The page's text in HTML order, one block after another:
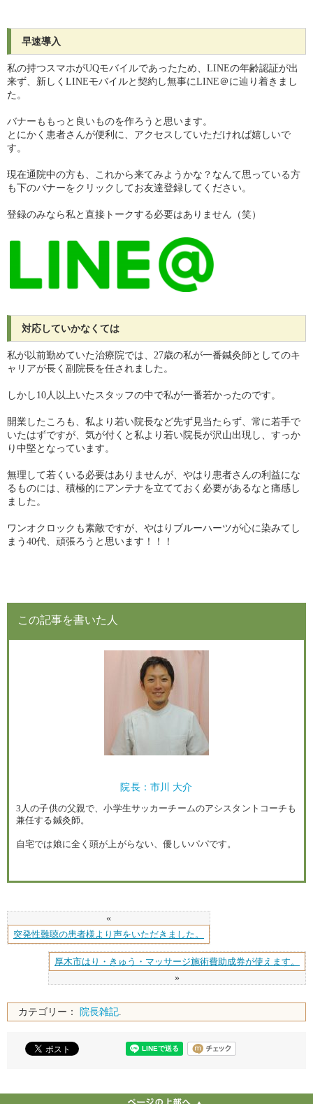
早速導入
私の持つスマホがUQモバイルであったため、LINEの年齢認証が出
来ず、新しくLINEモバイルと契約し無事にLINE＠に辿り着きまし
た。
バナーももっと良いものを作ろうと思います。
とにかく患者さんが便利に、アクセスしていただければ嬉しいで
す。
現在通院中の方も、これから来てみようかな？なんて思っている方
も下のバナーをクリックしてお友達登録してください。
登録のみなら私と直接トークする必要はありません（笑）
対応していかなくては
私が以前勤めていた治療院では、27歳の私が一番鍼灸師としてのキ
ャリアが長く副院長を任されました。
しかし10人以上いたスタッフの中で私が一番若かったのです。
開業したころも、私より若い院長など先ず見当たらず、常に若手で
いたはずですが、気が付くと私より若い院長が沢山出現し、すっか
り中堅となっています。
無理して若くいる必要はありませんが、やはり患者さんの利益にな
るものには、積極的にアンテナを立てておく必要があるなと痛感し
ました。
ワンオクロックも素敵ですが、やはりブルーハーツが心に染みてし
まう40代、頑張ろうと思います！！！
この記事を書いた人
院長：市川 大介
3人の子供の父親で、小学生サッカーチームのアシスタントコーチも
兼任する鍼灸師。
自宅では娘に全く頭が上がらない、優しいパパです。
«
突発性難聴の患者様より声をいただきました。
厚木市はり・きゅう・マッサージ施術費助成券が使えます。
»
カテゴリー： 院長雑記